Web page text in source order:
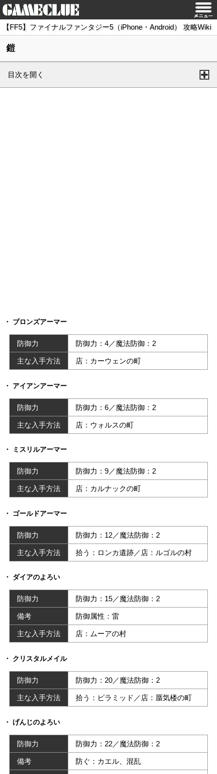
【FF5】ファイナルファンタジー5（iPhone・Android） 攻略Wiki
鎧
目次を開く
ブロンズアーマー
防御力 防御力：4／魔法防御：2
主な入手方法 店：カーウェンの町
アイアンアーマー
防御力 防御力：6／魔法防御：2
主な入手方法 店：ウォルスの町
ミスリルアーマー
防御力 防御力：9／魔法防御：2
主な入手方法 店：カルナックの町
ゴールドアーマー
防御力 防御力：12／魔法防御：2
主な入手方法 拾う：ロンカ遺跡／店：ルゴルの村
ダイアのよろい
防御力 防御力：15／魔法防御：2
備考 防御属性：雷
主な入手方法 店：ムーアの村
クリスタルメイル
防御力 防御力：20／魔法防御：2
主な入手方法 拾う：ピラミッド／店：蜃気楼の町
げんじのよろい
防御力 防御力：22／魔法防御：2
備考 防ぐ：カエル、混乱